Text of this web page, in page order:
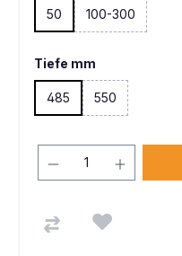
50 100-300
Tiefe mm
485 550